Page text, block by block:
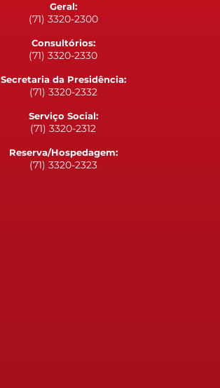
Geral:
(71) 3320-2300
Consultórios:
(71) 3320-2330
Secretaria da Presidência:
(71) 3320-2332
Serviço Social:
(71) 3320-2312
Reserva/Hospedagem:
(71) 3320-2323